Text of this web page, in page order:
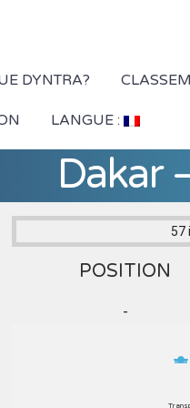
DYNTRA?
LANGUE :
Dakar
57
POSITION
-